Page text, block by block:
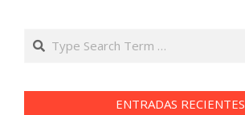
Search
ENTRADAS RECIENTES